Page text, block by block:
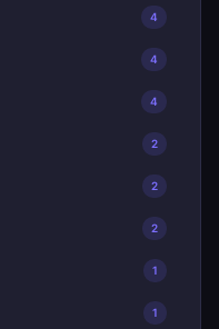
4
4
4
2
2
2
1
1